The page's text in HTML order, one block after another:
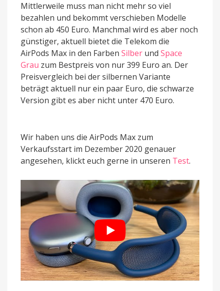
Mittlerweile muss man nicht mehr so viel
bezahlen und bekommt verschieben Modelle
schon ab 450 Euro. Manchmal wird es aber noch
günstiger, aktuell bietet die Telekom die
AirPods Max in den Farben Silber und Space
Grau zum Bestpreis von nur 399 Euro an. Der
Preisvergleich bei der silbernen Variante
beträgt aktuell nur ein paar Euro, die schwarze
Version gibt es aber nicht unter 470 Euro.
Wir haben uns die AirPods Max zum
Verkaufsstart im Dezember 2020 genauer
angesehen, klickt euch gerne in unseren Test.